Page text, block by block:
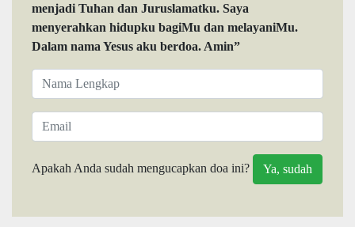
menjadi Tuhan dan Juruslamatku. Saya
menyerahkan hidupku bagiMu dan melayaniMu.
Dalam nama Yesus aku berdoa. Amin”
Apakah Anda sudah mengucapkan doa ini?